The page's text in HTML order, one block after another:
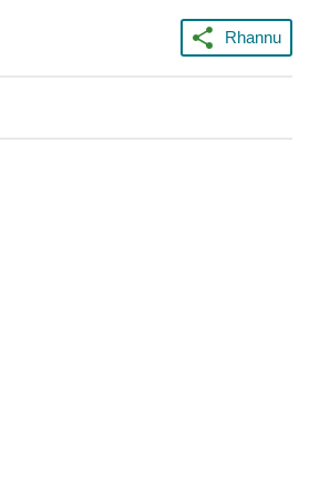
Rhannu